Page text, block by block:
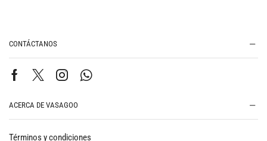
CONTÁCTANOS
ACERCA DE VASAGOO
Términos y condiciones